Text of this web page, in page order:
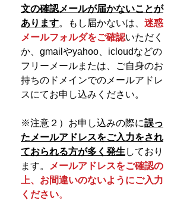
文の確認メールが届かないことが
あります。もし届かないは、 迷惑
メールフォルダをご確認いただく
か、gmailやyahoo、icloudなどの
フリーメールまたは、ご自身のお
持ちのドメインでのメールアドレ
スにてお申し込みください。
※注意２）お申し込みの際に誤っ
たメールアドレスをご入力をされ
ておられる方が多く発生 しており
ます。
メールアドレスをご確認の
上、お間違いのないようにご入力
ください。